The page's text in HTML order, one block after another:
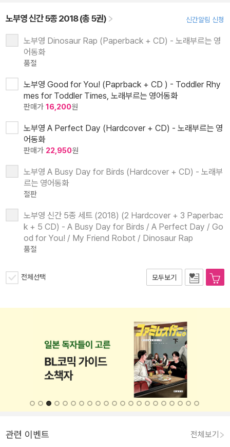
노부영 신간 5종 2018 (총 5권) 신간알림 신청
노부영 Dinosaur Rap (Paperback + CD) - 노래부르는 영
어동화
품절
노부영 Good for You! (Paprback + CD ) - Toddler Rhy
mes for Toddler Times, 노래부르는 영어동화
판매가 16,200원
노부영 A Perfect Day (Hardcover + CD) - 노래부르는 영
어동화
판매가 22,950원
노부영 A Busy Day for Birds (Hardcover + CD) - 노래부
르는 영어동화
절판
노부영 신간 5종 세트 (2018) (2 Hardcover + 3 Paperbac
k + 5 CD) - A Busy Day for Birds / A Perfect Day / Go
od for You! / My Friend Robot / Dinosaur Rap
품절
전체선택 모두보기
관련 이벤트 전체보기